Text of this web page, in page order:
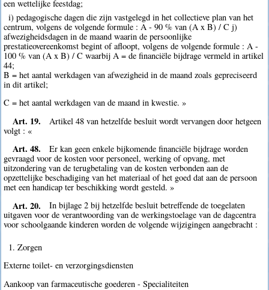
een wettelijke feestdag;
i) pedagogische dagen die zijn vastgelegd in het collectieve plan van het
centrum, volgens de volgende formule : A - 90 % van (A x B) / C j)
afwezigheidsdagen in de maand waarin de persoonlijke
prestatieovereenkomst begint of afloopt, volgens de volgende formule : A -
100 % van (A x B) / C waarbij A = de financiële bijdrage vermeld in artikel
44;
B = het aantal werkdagen van afwezigheid in de maand zoals gepreciseerd
in dit artikel;
C = het aantal werkdagen van de maand in kwestie. »
Art. 19.
Artikel 48 van hetzelfde besluit wordt vervangen door hetgeen
volgt : «
Art. 48.
Er kan geen enkele bijkomende financiële bijdrage worden
gevraagd voor de kosten voor personeel, werking of opvang, met
uitzondering van de terugbetaling van de kosten verbonden aan de
opzettelijke beschadiging van het materiaal of het goed dat aan de persoon
met een handicap ter beschikking wordt gesteld. »
Art. 20.
In bijlage 2 bij hetzelfde besluit betreffende de toegelaten
uitgaven voor de verantwoording van de werkingstoelage van de dagcentra
voor schoolgaande kinderen worden de volgende wijzigingen aangebracht :
1. Zorgen
Externe toilet- en verzorgingsdiensten
Aankoop van farmaceutische goederen - Specialiteiten